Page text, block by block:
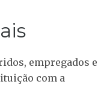
empregados e
com a